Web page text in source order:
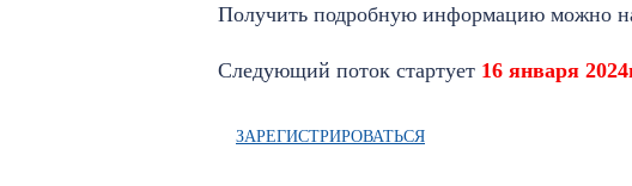
Получить подробную информацию можно
Следующий поток стартует 16 января
ЗАРЕГИСТРИРОВАТЬСЯ